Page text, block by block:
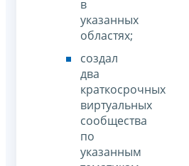
в
указанных
областях;
создал
два
краткосрочных
виртуальных
сообщества
по
указанным